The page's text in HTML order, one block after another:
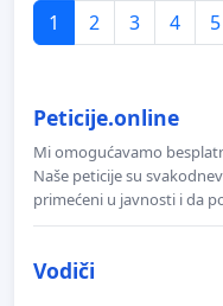
1
2 3 4 5
Peticije.online
Mi omogućavamo
Naše peticije su
primećeni u javnosti i da
Vodiči